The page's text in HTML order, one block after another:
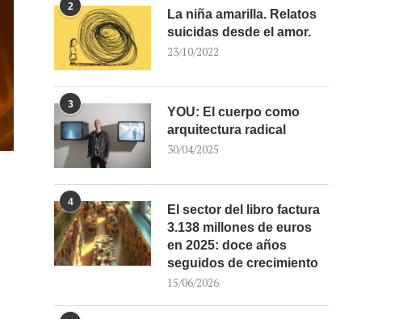
2
La niña amarilla. Relatos
suicidas desde el amor.
23/10/2022
3
YOU: El cuerpo como
arquitectura radical
30/04/2025
4
El sector del libro factura
3.138 millones de euros
en 2025: doce años
seguidos de crecimiento
15/06/2026